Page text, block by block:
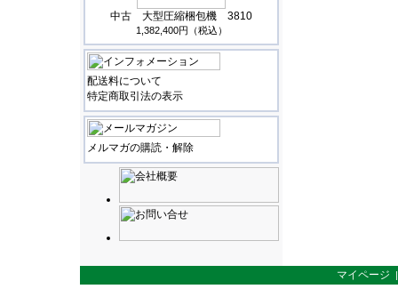
中古 大型圧縮梱包機 3810
1,382,400円（税込）
配送料について
特定商取引法の表示
メルマガの購読・解除
マイページ